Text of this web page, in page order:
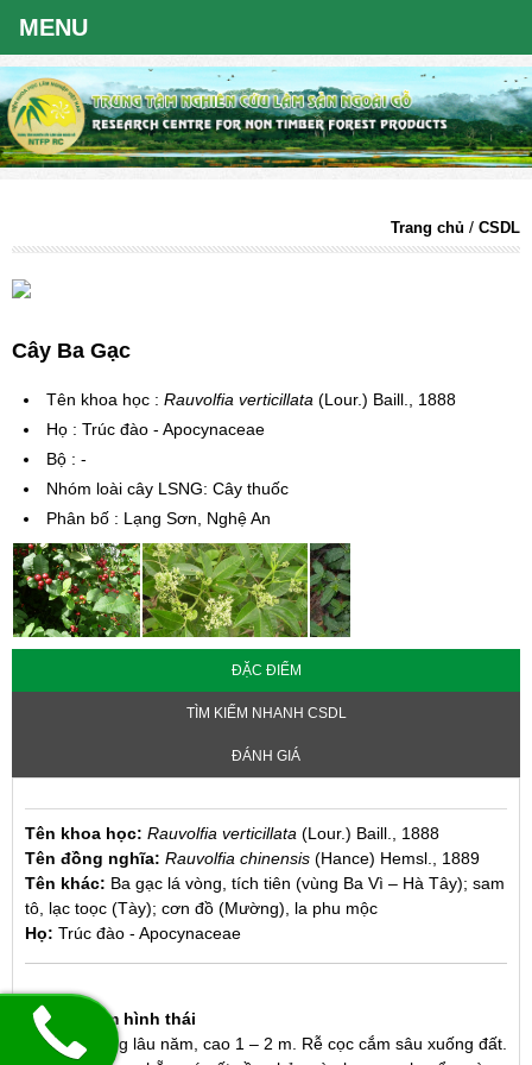
Trang chủ / CSDL
Cây Ba Gạc
Tên khoa học : Rauvolfia verticillata (Lour.) Baill., 1888
Họ : Trúc đào - Apocynaceae
Bộ : -
Nhóm loài cây LSNG: Cây thuốc
Phân bố : Lạng Sơn, Nghệ An
ĐẶC ĐIỂM
TÌM KIẾM NHANH CSDL
ĐÁNH GIÁ
Tên khoa học: Rauvolfia verticillata (Lour.) Baill., 1888
Tên đồng nghĩa: Rauvolfia chinensis (Hance) Hemsl., 1889
Tên khác: Ba gạc lá vòng, tích tiên (vùng Ba Vì – Hà Tây); sam
tô, lạc toọc (Tày); cơn đồ (Mường), la phu mộc
Họ: Trúc đào - Apocynaceae
1. Đặc điểm hình thái
Cây bụi, sống lâu năm, cao 1 – 2 m. Rễ cọc cắm sâu xuống đất.